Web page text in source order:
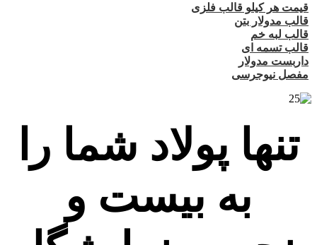
قیمت هر کیلو قالب فلزی
قالب مدولار بتن
قالب لبه خم
قالب تسمه ای
داربست مدولار
مفصل نیوجرسی
تنها پولاد شما را
به بیست و